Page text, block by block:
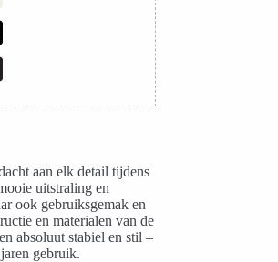
aan elk detail tijdens
uitstraling en
ook gebruiksgemak en
en materialen van de
absoluut stabiel en stil –
gebruik.